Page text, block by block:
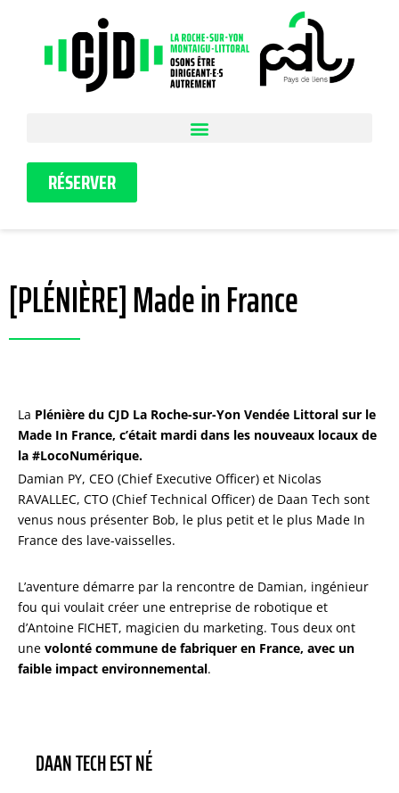
RÉSERVER
[PLÉNIÈRE] Made in France
La Plénière du CJD La Roche-sur-Yon Vendée Littoral sur le
Made In France, c’était mardi dans les nouveaux locaux de
la #LocoNumérique.
Damian PY, CEO (Chief Executive Officer) et Nicolas
RAVALLEC, CTO (Chief Technical Officer) de Daan Tech sont
venus nous présenter Bob, le plus petit et le plus Made In
France des lave-vaisselles.
L’aventure démarre par la rencontre de Damian, ingénieur
fou qui voulait créer une entreprise de robotique et
d’Antoine FICHET, magicien du marketing. Tous deux ont
une volonté commune de fabriquer en France, avec un
faible impact environnemental.
DAAN TECH EST NÉ